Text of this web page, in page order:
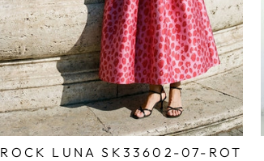
ROCK LUNA SK33602-07-ROT